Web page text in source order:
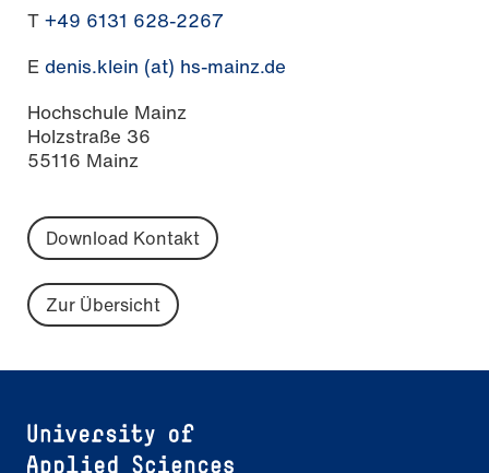
T +49 6131 628-2267
E denis.klein (at) hs-mainz.de
Hochschule Mainz
Holzstraße 36
55116 Mainz
Download Kontakt
Zur Übersicht